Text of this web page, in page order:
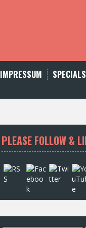
IMPRESSUM
PLEASE FOLLOW &